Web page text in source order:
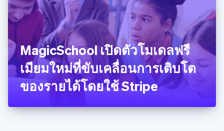
MagicSchool เปิดตัวโมเดลฟรี
เมียมใหม่ที่ขับเคลื่อนการเติบโต
ของรายได้โดยใช้ Stripe
ฟินแลนด์
English Svenska
มอลตา
English
มาเลเซีย
English简体中文
เม็กซิโก
Español English
ยิบรอลตาร์
เยอรมนี